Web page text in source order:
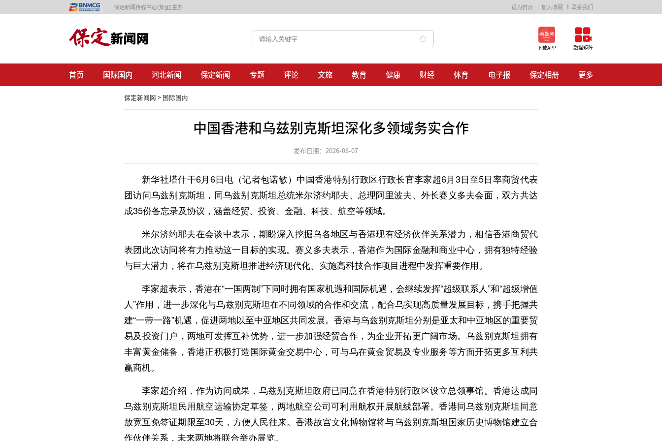
保定新闻传媒中心(集团)主办 设为首页 加入收藏 联系我们
下载APP 融媒矩阵
首页 国际国内 河北新闻 保定新闻 专题 评论 文旅 教育 健康 财经 体育 电子报 保定相册 更多
汽车 房产 E时代 荷花淀 生活资讯
公益广告
保定新闻网 > 国际国内
中国香港和乌兹别克斯坦深化多领域务实合作
发布日期：2026-06-07
新华社塔什干6月6日电（记者包诺敏）中国香港特别行政区行政长官李家超6月3日至5日率商贸代表
团访问乌兹别克斯坦，同乌兹别克斯坦总统米尔济约耶夫、总理阿里波夫、外长赛义多夫会面，双方共达
成35份备忘录及协议，涵盖经贸、投资、金融、科技、航空等领域。
米尔济约耶夫在会谈中表示，期盼深入挖掘乌各地区与香港现有经济伙伴关系潜力，相信香港商贸代
表团此次访问将有力推动这一目标的实现。赛义多夫表示，香港作为国际金融和商业中心，拥有独特经验
与巨大潜力，将在乌兹别克斯坦推进经济现代化、实施高科技合作项目进程中发挥重要作用。
李家超表示，香港在“一国两制”下同时拥有国家机遇和国际机遇，会继续发挥“超级联系人”和“超级增值
人”作用，进一步深化与乌兹别克斯坦在不同领域的合作和交流，配合乌实现高质量发展目标，携手把握共
建“一带一路”机遇，促进两地以至中亚地区共同发展。香港与乌兹别克斯坦分别是亚太和中亚地区的重要贸
易及投资门户，两地可发挥互补优势，进一步加强经贸合作，为企业开拓更广阔市场。乌兹别克斯坦拥有
丰富黄金储备，香港正积极打造国际黄金交易中心，可与乌在黄金贸易及专业服务等方面开拓更多互利共
赢商机。
李家超介绍，作为访问成果，乌兹别克斯坦政府已同意在香港特别行政区设立总领事馆。香港达成同
乌兹别克斯坦民用航空运输协定草签，两地航空公司可利用航权开展航线部署。香港同乌兹别克斯坦同意
放宽互免签证期限至30天，方便人民往来。香港故宫文化博物馆将与乌兹别克斯坦国家历史博物馆建立合
作伙伴关系，未来两地将联合举办展览。